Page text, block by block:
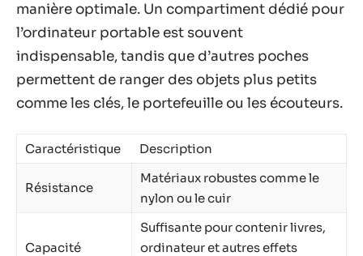
manière optimale. Un compartiment dédié pour
l’ordinateur portable est souvent
indispensable, tandis que d’autres poches
permettent de ranger des objets plus petits
comme les clés, le portefeuille ou les écouteurs.
Caractéristique Description
Résistance
Matériaux robustes comme le
nylon ou le cuir
Capacité
Suffisante pour contenir livres,
ordinateur et autres effets